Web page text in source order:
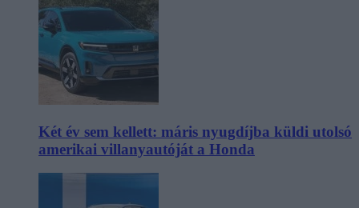
Két év sem kellett: máris nyugdíjba küldi utolsó
amerikai villanyautóját a Honda